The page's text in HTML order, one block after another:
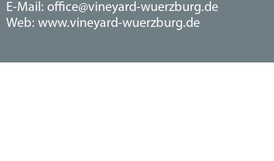
E-Mail: office@vineyard-wuerzburg.de
Web: www.vineyard-wuerzburg.de